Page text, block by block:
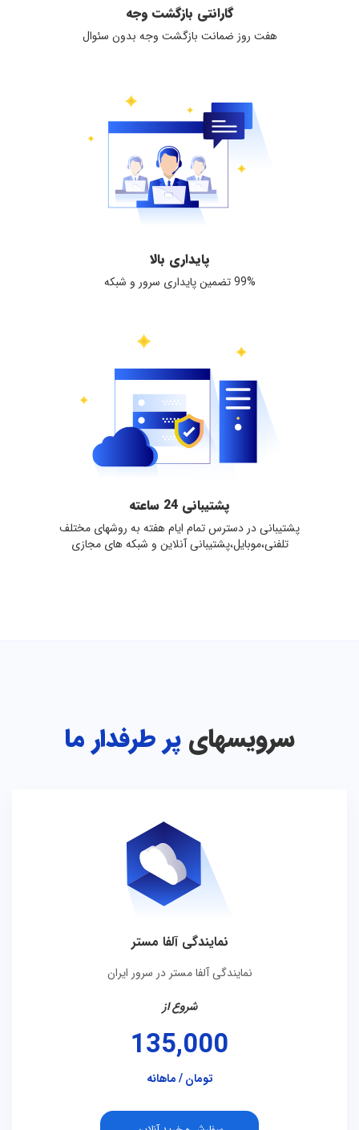
گارانتی بازگشت وجه
هفت روز ضمانت بازگشت وجه بدون سئوال
پایداری بالا
99% تضمین پایداری سرور و شبکه
پشتیبانی 24 ساعته
پشتیبانی در دسترس تمام ایام هفته به روشهای مختلف
تلفنی،موبایل،پشتیبانی آنلاین و شبکه های مجازی
سرویسهایپر طرفدار ما
نمایندگی آلفا مستر
نمایندگی آلفا مستر در سرور ایران
شروع از
135,000
تومان / ماهانه